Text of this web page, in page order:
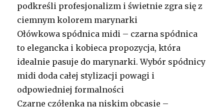
podkreśli profesjonalizm i świetnie zgra się z
ciemnym kolorem marynarki
Ołówkowa spódnica midi – czarna spódnica
to elegancka i kobieca propozycja, która
idealnie pasuje do marynarki. Wybór spódnicy
midi doda całej stylizacji powagi i
odpowiedniej formalności
Czarne czółenka na niskim obcasie –